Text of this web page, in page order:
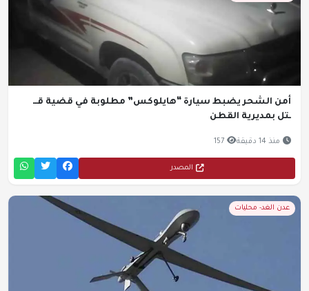
أمن الشحر يضبط سيارة “هايلوكس” مطلوبة في قضية قــ
ـتل بمديرية القطن
منذ 14 دقيقة 157
المصدر
عدن الغد- محليات